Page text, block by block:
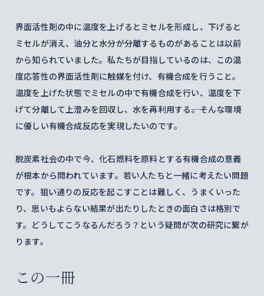
界面活性剤の中に温度を上げるとミセルを形成し、下げると
ミセルが消え、油分と水分が分離するものがあることは以前
から知られていました。私たちが目指しているのは、この温
度応答性の界面活性剤に触媒を付け、有機合成を行うこと。
温度を上げた状態でミセルの中で有機合成を行い、温度を下
げて分離して上澄みを回収し、水を再利用する――。そんな環境
に優しい有機合成反応を実現したいのです。
脱炭素社会の中で今、化石燃料を原料とする有機合成の意義
が根本から問われています。若い人たちと一緒に考えたい問題
です。狙い通りの反応を起こすことは難しく、うまくいった
り、思いもよらない結果が出たりしたときの面白さは格別で
す。どうしてこうなるんだろう？という疑問が次の研究に繋が
ります。
この一冊